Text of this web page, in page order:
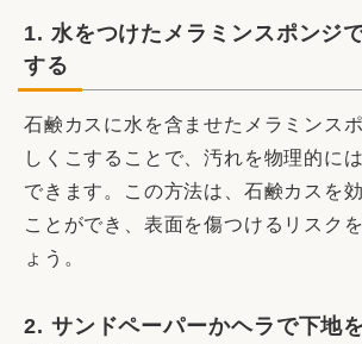
1. 水をつけたメラミンスポンジ
する
石鹸カスに水を含ませたメラミンス
しくこすることで、汚れを物理的に
できます。この方法は、石鹸カスを
ことができ、表面を傷つけるリスク
ょう。
2. サンドペーパーかヘラで下地